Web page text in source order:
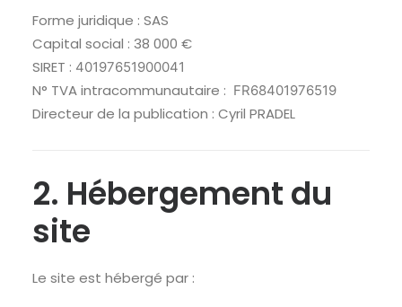
Forme juridique : SAS
Capital social : 38 000 €
SIRET : 40197651900041
N° TVA intracommunautaire : FR68401976519
Directeur de la publication : Cyril PRADEL
2. Hébergement du
site
Le site est hébergé par :